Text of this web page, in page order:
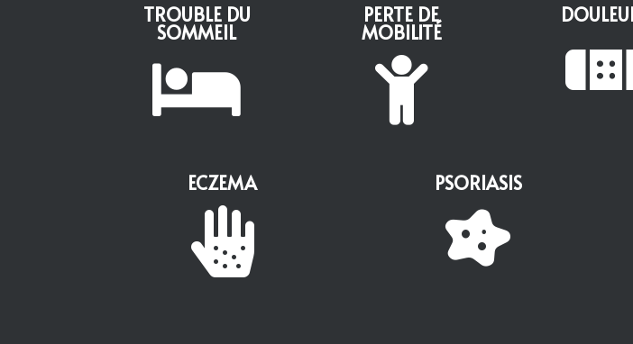
TROUBLE DU
SOMMEIL

PERTE DE
MOBILITÉ

ECZEMA

PSORIASIS
